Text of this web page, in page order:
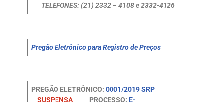
TELEFONES: (21) 2332 – 4108 e 2332-4126
Pregão Eletrônico para Registro de Preços
PREGÃO ELETRÔNICO: 0001/2019 SRP
SUSPENSA
PROCESSO: E-